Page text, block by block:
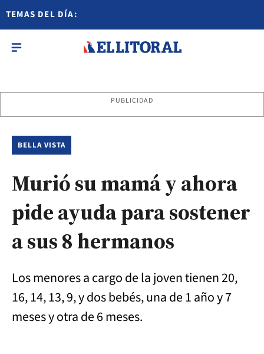
TEMAS DEL DÍA:
PUBLICIDAD
BELLA VISTA
Murió su mamá y ahora
pide ayuda para sostener
a sus 8 hermanos
Los menores a cargo de la joven tienen 20,
16, 14, 13, 9, y dos bebés, una de 1 año y 7
meses y otra de 6 meses.